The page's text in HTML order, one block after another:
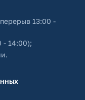
13:00 -
- 14:00);